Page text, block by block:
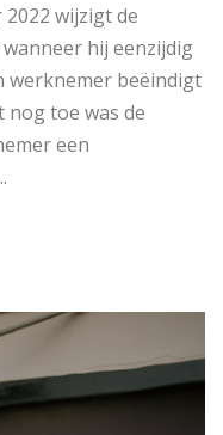
wijzigt de
hij eenzijdig
werknemer beëindigt
nog toe was de
een